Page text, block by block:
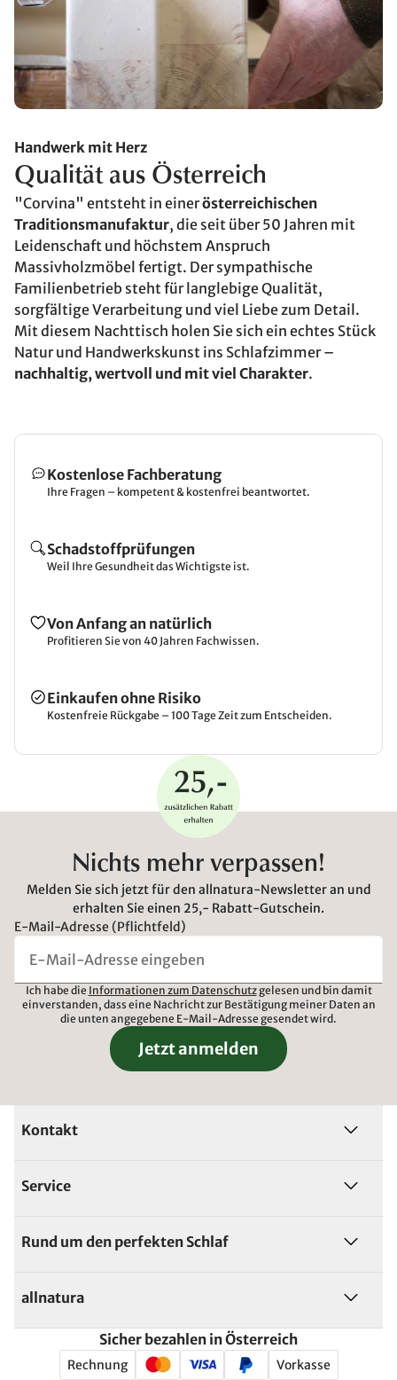
Handwerk mit Herz
Qualität aus Österreich
"Corvina" entsteht in einerösterreichischen
Traditionsmanufaktur, die seit über 50 Jahren mit
Leidenschaft und höchstem Anspruch
Massivholzmöbel fertigt. Der sympathische
Familienbetrieb steht für langlebige Qualität,
sorgfältige Verarbeitung und viel Liebe zum Detail.
Mit diesem Nachttisch holen Sie sich ein echtes Stück
Natur und Handwerkskunst ins Schlafzimmer –
nachhaltig, wertvoll und mit viel Charakter.
Kostenlose Fachberatung
Ihre Fragen – kompetent & kostenfrei beantwortet.
Schadstoffprüfungen
Weil Ihre Gesundheit das Wichtigste ist.
Von Anfang an natürlich
Profitieren Sie von 40 Jahren Fachwissen.
Einkaufen ohne Risiko
Kostenfreie Rückgabe – 100 Tage Zeit zum Entscheiden.
Nichts mehr verpassen!
Melden Sie sich jetzt für den allnatura-Newsletter an und
erhalten Sie einen 25,- Rabatt-Gutschein.
E-Mail-Adresse (Pflichtfeld)
Ich habe die Informationen zum Datenschutzgelesen und bin damit
einverstanden, dass eine Nachricht zur Bestätigung meiner Daten an
die unten angegebene E-Mail-Adresse gesendet wird.
Jetzt anmelden
Kontakt
Service
Rund um den perfekten Schlaf
allnatura
Sicher bezahlen in Österreich
Rechnung Vorkasse